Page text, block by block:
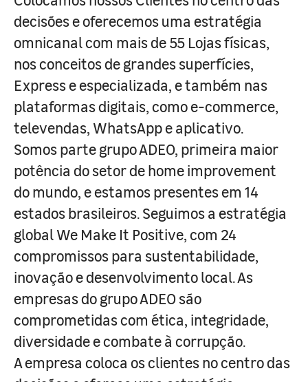
decisões e oferecemos uma estratégia
omnicanal com mais de 55 Lojas físicas,
nos conceitos de grandes superfícies,
Express e especializada, e também nas
plataformas digitais, como e-commerce,
televendas, WhatsApp e aplicativo.
Somos parte grupo ADEO, primeira maior
potência do setor de home improvement
do mundo, e estamos presentes em 14
estados brasileiros. Seguimos a estratégia
global We Make It Positive, com 24
compromissos para sustentabilidade,
inovação e desenvolvimento local. As
empresas do grupo ADEO são
comprometidas com ética, integridade,
diversidade e combate à corrupção.
A empresa coloca os clientes no centro das